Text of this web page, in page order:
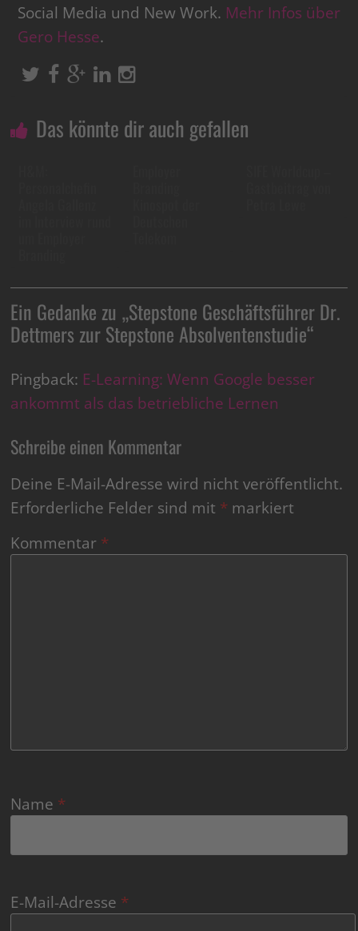
Social Media und New Work. Mehr Infos über
Gero Hesse.
Das könnte dir auch gefallen
Ein Gedanke zu „Stepstone Geschäftsführer Dr.
Dettmers zur Stepstone Absolventenstudie“
Pingback: E-Learning: Wenn Google besser
ankommt als das betriebliche Lernen
Schreibe einen Kommentar
Deine E-Mail-Adresse wird nicht veröffentlicht.
Erforderliche Felder sind mit * markiert
Kommentar *
Name *
E-Mail-Adresse *